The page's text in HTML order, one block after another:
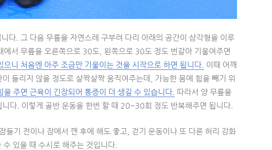
다. 그 다음 무릎을 자연스레 구부려 다리 아래의 공간이 삼각형을 이루
서 무릎을 오른쪽으로 30도, 왼쪽으로 30도 정도 번갈아 기울여주면
니 처음엔 아주 조금만 기울이는 것을 시작으로 하면 됩니다. 이때 어깨
들리지 않을 정도로 살짝살짝 움직여주는데, 가능한 몸에 힘을 빼기 위
을 주면 근육이 긴장되어 통증이 더 생길 수 있습니다. 따라서 양 무릎을
다. 이렇게 골반 운동을 한번 할 때 20~30회 정도 반복해주면 됩니다.
기 전이나 잠에서 깬 후에 해도 좋고, 걷기 운동이나 또 다른 허리 강화
있을 때 수시로 해주는 것입니다.